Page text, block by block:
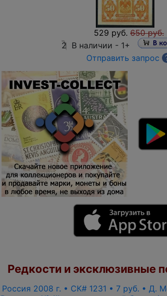
529 руб. 650 руб.
2 В наличии - 1+
Отправить запрос
Редкости и эксклюзивные
Россия 2008 г. • СК# 1231 • 7 руб. • Д.